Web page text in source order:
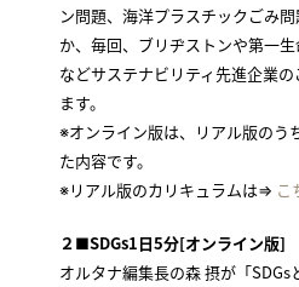
ン問題、海洋プラスチックごみ
か、毎回、ブリヂストンや第一
などサステナビリティ先進企業
ます。
※オンライン版は、リアル版のう
た内容です。
※リアル版のカリキュラムは⇒ こ
２■SDGs1日5分[オンライン版]
オルタナ編集長の森 摂が「